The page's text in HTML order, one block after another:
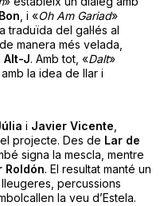
, i «Oh Am Gariad»
traduïda del gal·lés al
manera més velada,
Alt-J. Amb tot, «Dalt»
la idea de llar i
i Javier Vicente
projecte. Des de Lar de
signa la mescla, mentre
Roldón. El resultat manté un
percussions
la veu d’Estela.